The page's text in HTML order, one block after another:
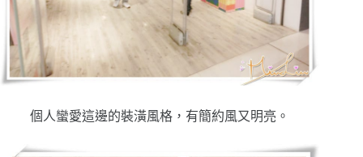
個人蠻愛這邊的裝潢風格，有簡約風又明亮。